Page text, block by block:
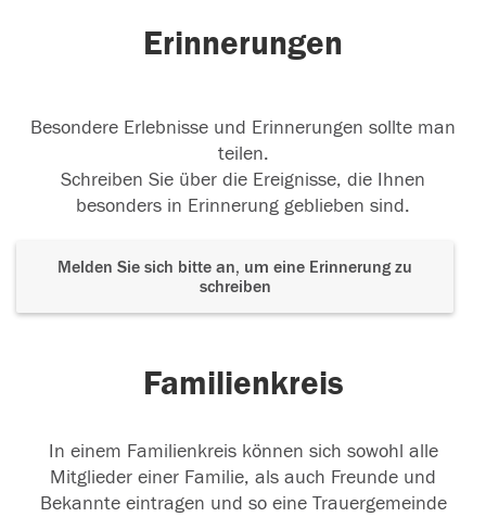
Erinnerungen
Besondere Erlebnisse und Erinnerungen sollte man
teilen.
Schreiben Sie über die Ereignisse, die Ihnen
besonders in Erinnerung geblieben sind.
Melden Sie sich bitte an, um eine Erinnerung zu
schreiben
Familienkreis
In einem Familienkreis können sich sowohl alle
Mitglieder einer Familie, als auch Freunde und
Bekannte eintragen und so eine Trauergemeinde